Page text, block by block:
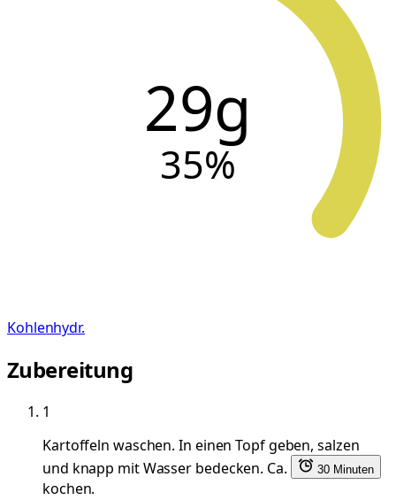
29g
35%
Kohlenhydr.
Zubereitung
1
Kartoffeln waschen. In einen Topf geben, salzen
und knapp mit Wasser bedecken. Ca.
30 Minuten
kochen.